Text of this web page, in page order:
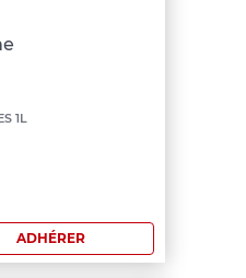
1L
ADHÉRER